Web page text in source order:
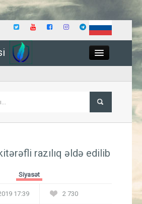
İqtisadiyyat
razılıq əldə edilib
Siyasət
17:39 2 730